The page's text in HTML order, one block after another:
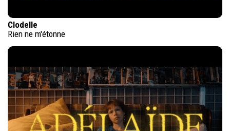
Clodelle
Rien ne m'étonne